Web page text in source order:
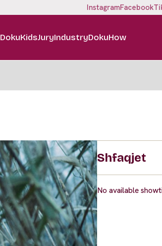
InstagramFacebook
DokuKidsJuryIndustryDokuHow
Shfaqjet
No available